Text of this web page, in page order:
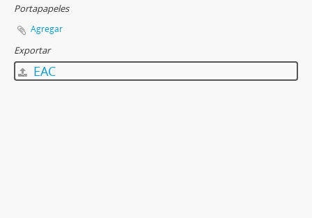
Portapapeles
Agregar
Exportar
EAC